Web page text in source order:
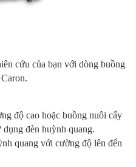
cứu của bạn với dòng buồng
độ cao hoặc buồng nuôi cấy
đèn huỳnh quang.
quang với cường độ lên đến